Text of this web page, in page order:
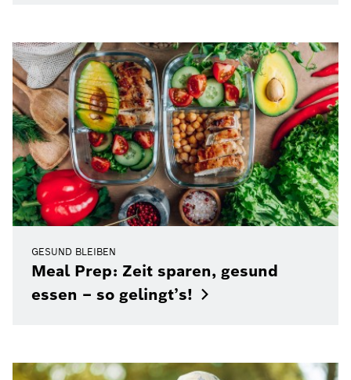
GESUND BLEIBEN
Meal Prep: Zeit sparen, gesund
essen – so gelingt’s!